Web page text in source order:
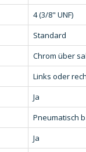
4 (3/8" UNF)
Standard
Chrom über
Links oder
Ja
Pneumatisch
Ja